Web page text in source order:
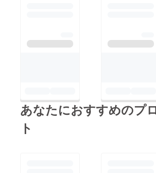
あなたにおすすめのプ
ト